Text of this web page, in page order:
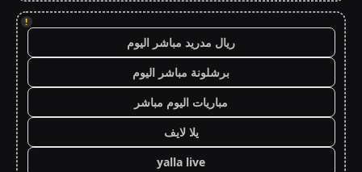
!
ريال مدريد مباشر اليوم
برشلونة مباشر اليوم
مباريات اليوم مباشر
يلا لايف
yalla live